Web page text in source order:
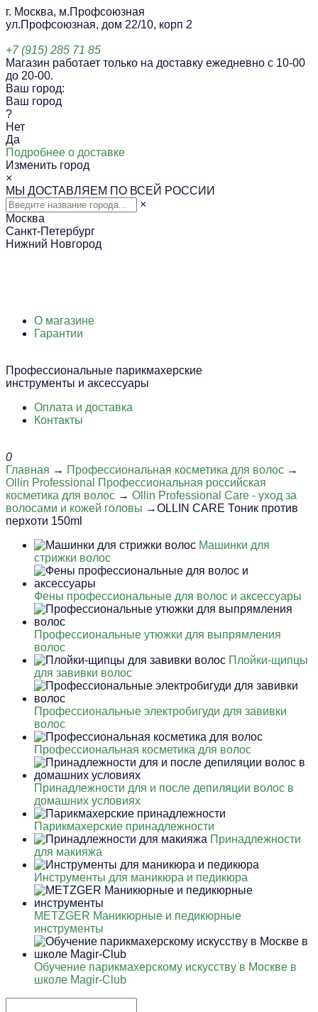
г. Москва, м.Профсоюзная
ул.Профсоюзная, дом 22/10, корп 2
+7 (915) 285 71 85
Магазин работает только на доставку ежедневно с 10-00
до 20-00.
Ваш город:
Ваш город
?
Нет
Да
Подробнее о доставке
Изменить город
×
МЫ ДОСТАВЛЯЕМ ПО ВСЕЙ РОССИИ
×
Москва
Санкт-Петербург
Нижний Новгород
О магазине
Гарантии
Профессиональные парикмахерские
инструменты и аксессуары
Оплата и доставка
Контакты
0
Главная → Профессиональная косметика для волос →
Ollin Professional Профессиональная российская
косметика для волос → Ollin Professional Care - уход за
волосами и кожей головы →OLLIN CARE Тоник против
перхоти 150ml
Машинки для
стрижки волос
Фены профессиональные для волос и аксессуары
Профессиональные утюжки для выпрямления
волос
Плойки-щипцы
для завивки волос
Профессиональные электробигуди для завивки
волос
Профессиональная косметика для волос
Принадлежности для и после депиляции волос в
домашних условиях
Парикмахерские принадлежности
Принадлежности
для макияжа
Инструменты для маникюра и педикюра
METZGER Маникюрные и педикюрные
инструменты
Обучение парикмахерскому искусству в Москве в
школе Magir-Club